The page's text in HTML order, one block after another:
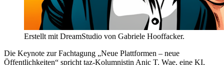
Erstellt mit DreamStudio von Gabriele Hooffacker.
Die Keynote zur Fachtagung „Neue Plattformen – neue
Öffentlichkeiten“ spricht taz-Kolumnistin Anic T. Wae, eine KI,